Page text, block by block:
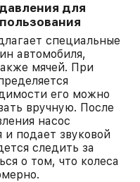
для
специальные
автомобиля,
мячей. При
его можно
вручную. После
насос
и подает звуковой
следить за
о том, что колеса